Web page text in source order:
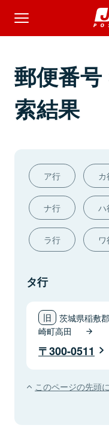
郵便番
索結果
ア行
ナ行 ハ
ラ行
タ行
茨城県稲敷
崎町高田
300-0511
このページの先頭